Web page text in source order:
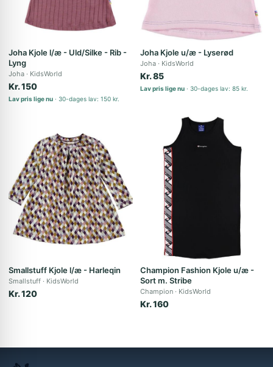
Joha Kjole l/æ - Uld/Silke - Rib -
Lyng
Joha KidsWorld
Kr. 150
Lav pris lige nu 30-dages lav: 150 kr.
Joha Kjole u/æ - Lyserød
Joha KidsWorld
Kr. 85
Lav pris lige nu 30-dages lav: 85 kr.
Smallstuff Kjole l/æ - Harleqin
Smallstuff KidsWorld
Kr. 120
Champion Fashion Kjole u/æ -
Sort m. Stribe
Champion KidsWorld
Kr. 160